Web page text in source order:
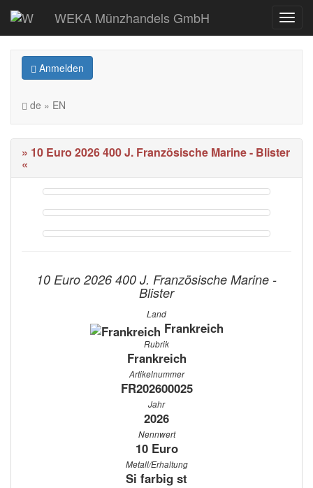
WEKA Münzhandels GmbH
Anmelden
de » EN
» 10 Euro 2026 400 J. Französische Marine - Blister
«
10 Euro 2026 400 J. Französische Marine -
Blister
Land
Frankreich
Rubrik
Frankreich
Artikelnummer
FR202600025
Jahr
2026
Nennwert
10 Euro
Metall/Erhaltung
Si farbig st